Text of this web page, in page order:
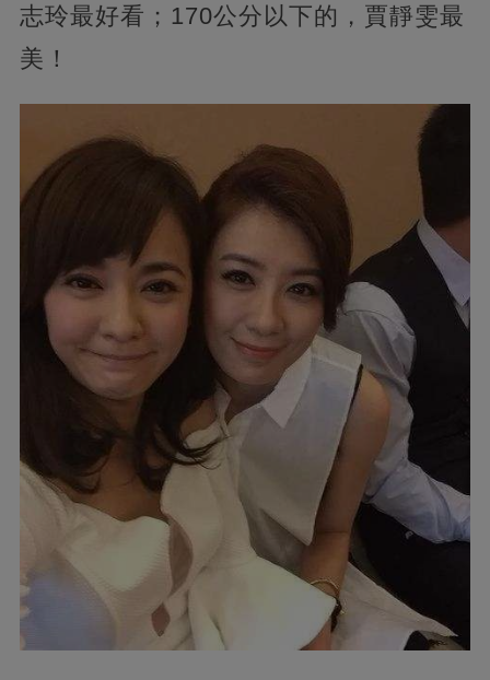
志玲最好看；170公分以下的，賈靜雯最
美！